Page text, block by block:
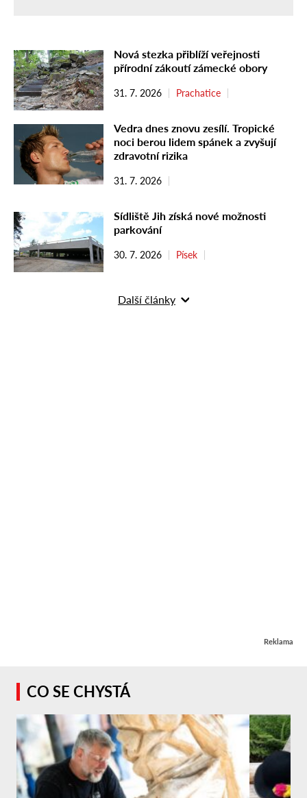
Nová stezka přiblíží veřejnosti
přírodní zákoutí zámecké obory
31. 7. 2026 Prachatice
Vedra dnes znovu zesílí. Tropické
noci berou lidem spánek a zvyšují
zdravotní rizika
31. 7. 2026
Sídliště Jih získá nové možnosti
parkování
30. 7. 2026 Písek
Další články
Reklama
CO SE CHYSTÁ